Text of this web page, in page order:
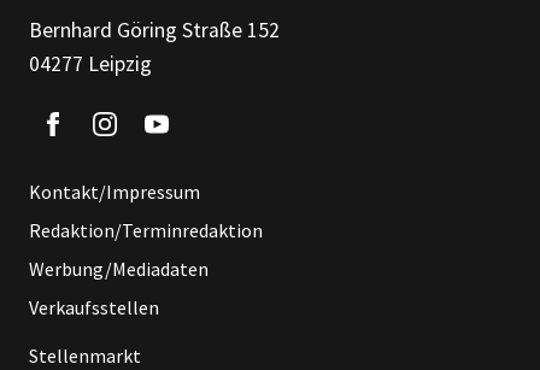
Bernhard Göring Straße 152
04277 Leipzig
Kontakt/Impressum
Redaktion/Terminredaktion
Werbung/Mediadaten
Verkaufsstellen
Stellenmarkt